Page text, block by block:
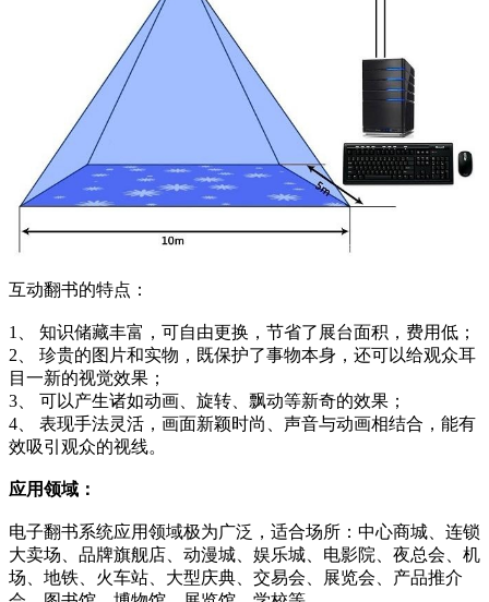
互动翻书的特点：
1、 知识储藏丰富，可自由更换，节省了展台面积，费用低；
2、 珍贵的图片和实物，既保护了事物本身，还可以给观众耳
目一新的视觉效果；
3、 可以产生诸如动画、旋转、飘动等新奇的效果；
4、 表现手法灵活，画面新颖时尚、声音与动画相结合，能有
效吸引观众的视线。
应用领域：
电子翻书系统应用领域极为广泛，适合场所：中心商城、连锁
大卖场、品牌旗舰店、动漫城、娱乐城、电影院、夜总会、机
场、地铁、火车站、大型庆典、交易会、展览会、产品推介